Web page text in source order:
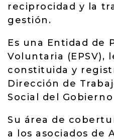
reciprocidad y la
gestión.
Es una Entidad de
Voluntaria (EPSV),
constituida y
Dirección de
Social del Gobierno
Su área de
a los asociados de